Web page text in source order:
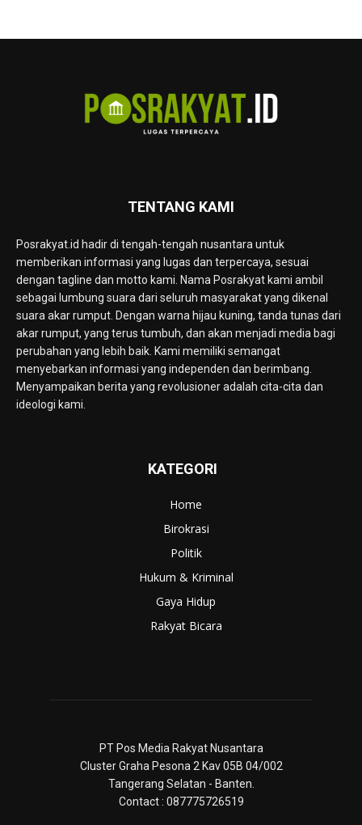
TENTANG KAMI
Posrakyat.id hadir di tengah-tengah nusantara untuk
memberikan informasi yang lugas dan terpercaya, sesuai
dengan tagline dan motto kami. Nama Posrakyat kami ambil
sebagai lumbung suara dari seluruh masyarakat yang dikenal
suara akar rumput. Dengan warna hijau kuning, tanda tunas dari
akar rumput, yang terus tumbuh, dan akan menjadi media bagi
perubahan yang lebih baik. Kami memiliki semangat
menyebarkan informasi yang independen dan berimbang.
Menyampaikan berita yang revolusioner adalah cita-cita dan
ideologi kami.
KATEGORI
Home
Birokrasi
Politik
Hukum & Kriminal
Gaya Hidup
Rakyat Bicara
PT Pos Media Rakyat Nusantara
Cluster Graha Pesona 2 Kav 05B 04/002
Tangerang Selatan - Banten.
Contact : 087775726519